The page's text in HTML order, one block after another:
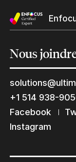
Nous
+1 514 938-
Facebook
Instagram